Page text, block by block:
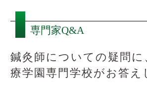
専門家Q&A
鍼灸師についての疑問に
療学園専門学校がお答え